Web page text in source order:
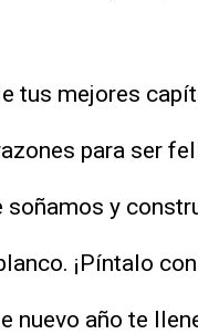
tus mejores
para ser
y
¡Píntalo
nuevo año te